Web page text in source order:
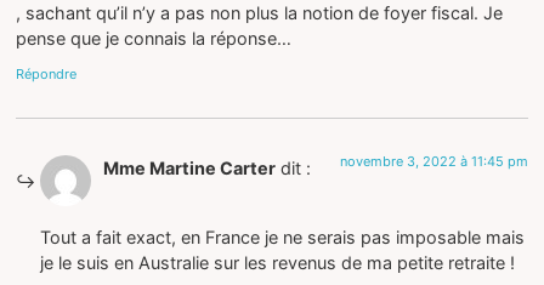
, sachant qu’il n’y a pas non plus la notion de foyer fiscal. Je
pense que je connais la réponse…
Répondre
Mme Martine Carter dit : novembre 3, 2022 à 11:45 pm
Tout a fait exact, en France je ne serais pas imposable mais
je le suis en Australie sur les revenus de ma petite retraite !